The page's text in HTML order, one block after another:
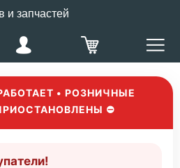
и запчастей
• РОЗНИЧНЫЕ
⛔